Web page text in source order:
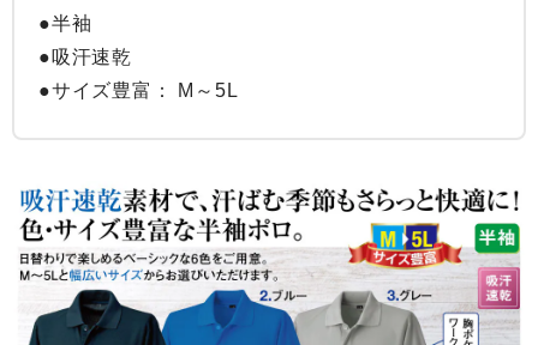
●半袖
●吸汗速乾
●サイズ豊富： M～5L